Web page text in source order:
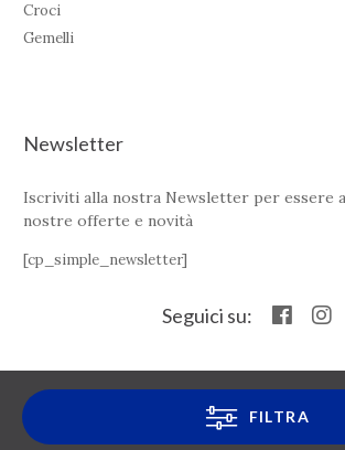
FILTRA
Croci
Gemelli
Newsletter
Iscriviti alla nostra Newsletter per essere
nostre offerte e novità
[cp_simple_newsletter]
Seguici su: